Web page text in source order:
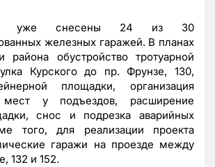
уже снесены 24 из 30
железных гаражей. В планах
района обустройство тротуарной
Курского до пр. Фрунзе, 130,
площадки, организация
мест у подъездов, расширение
снос и подрезка аварийных
того, для реализации проекта
гаражи на проезде между
132 и 152.